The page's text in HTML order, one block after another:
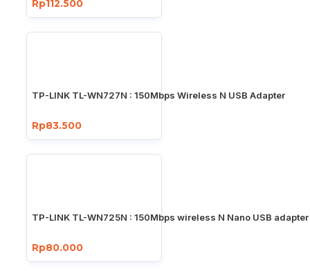
Rp112.500
TP-LINK TL-WN727N : 150Mbps Wireless N USB Adapter
Rp83.500
TP-LINK TL-WN725N : 150Mbps wireless N Nano USB adapter
Rp80.000